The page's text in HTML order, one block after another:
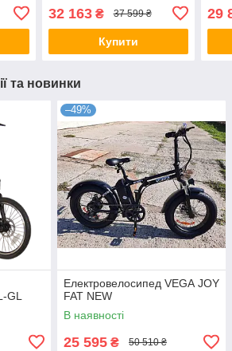
32 163₴ 37 599 ₴
Купити
29
та новинки
GL
–49%
Електровелосипед VEGA JOY
FAT NEW
В наявності
25 595 ₴ 50 510 ₴